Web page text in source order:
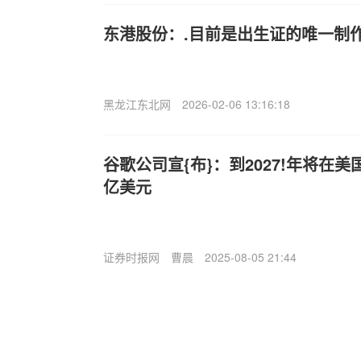
东港股份：.目前是出生证的唯一制
黑龙江东北网 2026-02-06 13:16:18
谷歌公司宣{布}：到2027!年将在美
亿美元
证券时报网 曹晨 2025-08-05 21:44